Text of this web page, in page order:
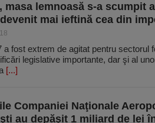
masa lemnoasă s-a scumpit
mai ieftină cea din
a fost extrem de agitat pentru sectorul
legislative importante, dar şi al
[...]
Companiei Naţionale
au depăşit 1 miliard de lei